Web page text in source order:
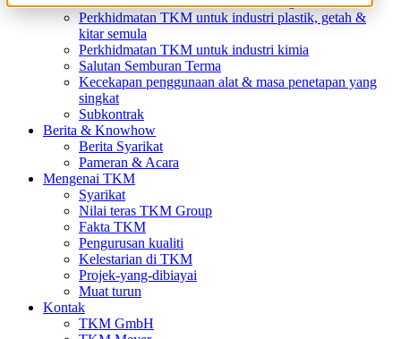
Perkhidmatan TKM untuk industri plastik, getah &
kitar semula
Perkhidmatan TKM untuk industri kimia
Salutan Semburan Terma
Kecekapan penggunaan alat & masa penetapan yang
singkat
Subkontrak
Berita & Knowhow
Berita Syarikat
Pameran & Acara
Mengenai TKM
Syarikat
Nilai teras TKM Group
Fakta TKM
Pengurusan kualiti
Kelestarian di TKM
Projek-yang-dibiayai
Muat turun
Kontak
TKM GmbH